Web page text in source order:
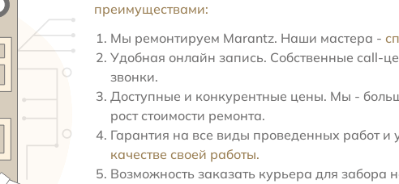
преимуществами:
Мы ремонтируем Marantz. Наши мастера -
Удобная онлайн запись. Собственные call-
звонки.
Доступные и конкурентные цены. Мы -
рост стоимости ремонта.
Гарантия на все виды проведенных работ и
качестве своей работы.
Возможность заказать курьера для забора